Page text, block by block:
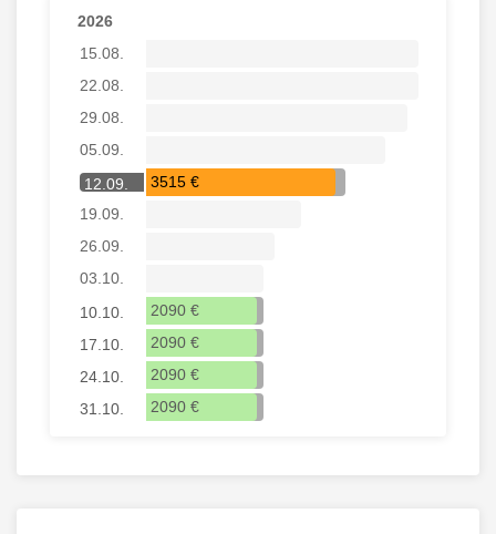
2026
15.08.
22.08.
29.08.
05.09.
12.09.
3515 €
19.09.
26.09.
03.10.
10.10.
2090 €
17.10.
2090 €
24.10.
2090 €
31.10.
2090 €